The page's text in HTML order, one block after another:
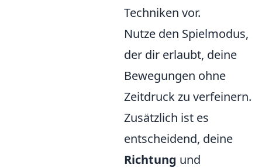
Techniken vor.
Nutze den Spielmodus,
der dir erlaubt, deine
Bewegungen ohne
Zeitdruck zu verfeinern.
Zusätzlich ist es
entscheidend, deine
Richtung und